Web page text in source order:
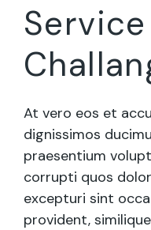
Service
At vero eos et
dignissimos
praesentium
corrupti quos
excepturi sint
provident,